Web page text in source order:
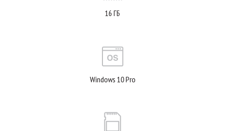
16 ГБ
Windows 10 Pro